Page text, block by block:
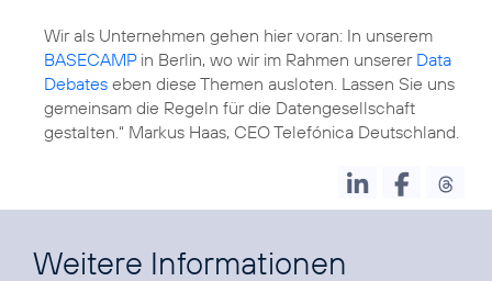
Wir als Unternehmen gehen hier voran: In unserem
BASECAMPin Berlin, wo wir im Rahmen unserer Data
Debates eben diese Themen ausloten. Lassen Sie uns
gemeinsam die Regeln für die Datengesellschaft
gestalten.“ Markus Haas, CEO Telefónica Deutschland.
Weitere Informationen